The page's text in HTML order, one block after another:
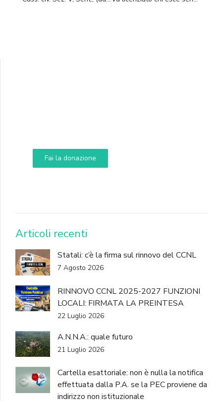
Fai la donazione
DONA
Articoli recenti
Statali: c’è la firma sul rinnovo del CCNL
7 Agosto 2026
RINNOVO CCNL 2025-2027 FUNZIONI
LOCALI: FIRMATA LA PREINTESA
22 Luglio 2026
A.N.N.A.: quale futuro
21 Luglio 2026
Cartella esattoriale: non è nulla la notifica
effettuata dalla P.A. se la PEC proviene da
indirizzo non istituzionale